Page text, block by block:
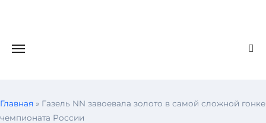
Главная » Газель NN завоевала золото в самой сложной гонке
чемпионата России